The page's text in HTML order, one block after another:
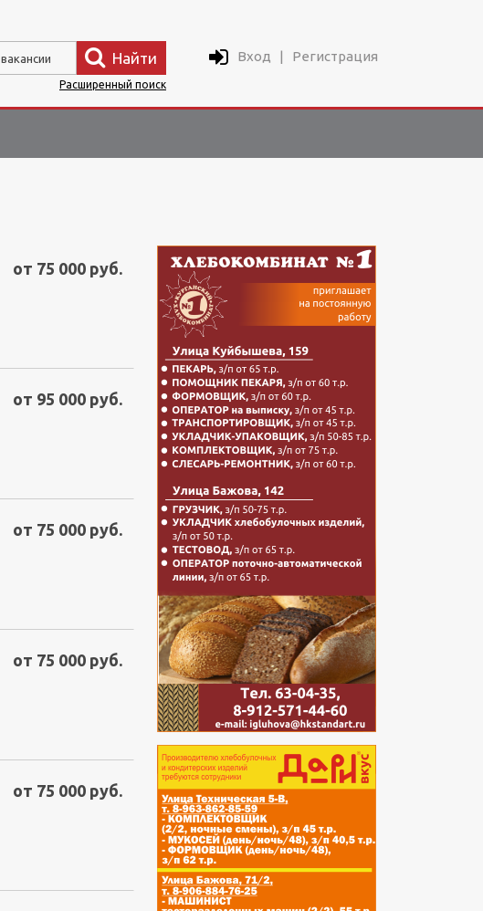
вакансии Найти Вход | Регистрация
Расширенный поиск
от 75 000 руб.
от 95 000 руб.
от 75 000 руб.
от 75 000 руб.
от 75 000 руб.